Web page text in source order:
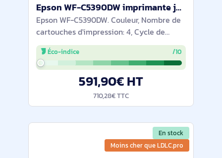
Epson WF-C5390DW imprimante jets d'encres Couleur 4800 x 1200 DPI A4 Wifi - C11CK25401BM
Epson WF-C5390DW. Couleur, Nombre de
cartouches d'impression: 4, Cycle de
service (Maximum): 75000 pages par
mois. Résolution maximale: 4800 x 1200
DPI. Taille de papier de série A ISO
maximum: A4.
Éco-indice /10
591,90€ HT
710,28€ TTC
En stock
Moins cher que LDLC.pro